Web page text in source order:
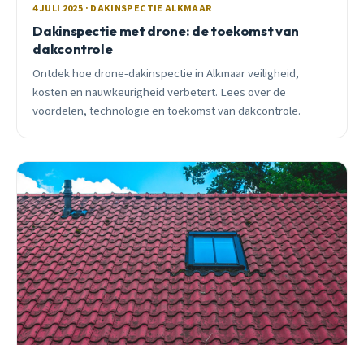
4 JULI 2025 · DAKINSPECTIE ALKMAAR
Dakinspectie met drone: de toekomst van
dakcontrole
Ontdek hoe drone-dakinspectie in Alkmaar veiligheid,
kosten en nauwkeurigheid verbetert. Lees over de
voordelen, technologie en toekomst van dakcontrole.